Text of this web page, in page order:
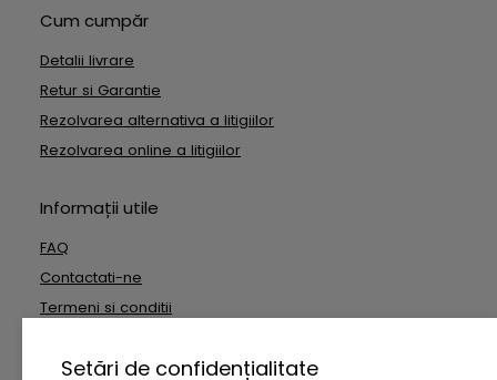
Setări de confidențialitate
Cum cumpăr
Detalii livrare
Retur si Garantie
Rezolvarea alternativa a litigiilor
Rezolvarea online a litigiilor
Informații utile
FAQ
Contactati-ne
Termeni si conditii